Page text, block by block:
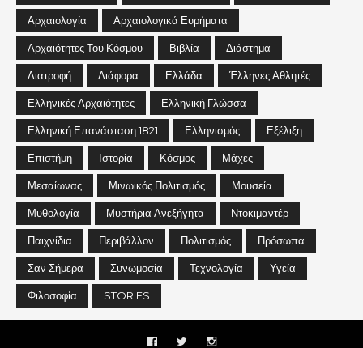
Αρχαιολογία Αρχαιολογικά Ευρήματα
Αρχαιότητες Του Κόσμου Βιβλία Διάστημα
Διατροφή Διάφορα Ελλάδα Έλληνες Αθλητές
Ελληνικές Αρχαιότητες Ελληνική Γλώσσα
Ελληνική Επανάσταση 1821 Ελληνισμός Εξέλιξη
Επιστήμη Ιστορία Κόσμος Μάχες
Μεσαίωνας Μινωικός Πολιτισμός Μουσεία
Μυθολογία Μυστήρια Ανεξήγητα Ντοκιμαντέρ
Παιχνίδια Περιβάλλον Πολιτισμός Πρόσωπα
Σαν Σήμερα Συνωμοσία Τεχνολογία Υγεία
Φιλοσοφία STORIES